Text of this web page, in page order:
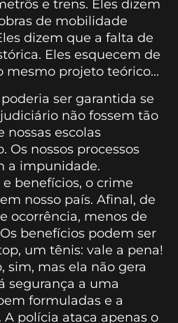
e trens. Eles dizem
de mobilidade
dizem que a falta de
Eles esquecem de
mesmo projeto teórico...
ser garantida se
não fossem tão
nossas escolas
Os nossos processos
a impunidade.
benefícios, o crime
nosso país. Afinal, de
ocorrência, menos de
benefícios podem ser
um tênis: vale a pena!
sim, mas ela não gera
segurança a uma
formuladas e a
polícia ataca apenas o